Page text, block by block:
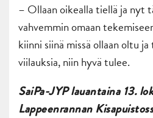
– Ollaan oikealla tiellä ja nyt
vahvemmin omaan
kiinni siinä missä ollaan oltu
viilauksia, niin hyvä tulee.
SaiPa-JYP lauantaina 13.
Lappeenrannan